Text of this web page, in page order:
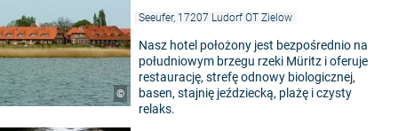
©
Seeufer, 17207 Ludorf OT Zielow
Nasz hotel położony jest bezpośrednio na
południowym brzegu rzeki Müritz i oferuje
restaurację, strefę odnowy biologicznej,
basen, stajnię jeździecką, plażę i czysty
relaks.